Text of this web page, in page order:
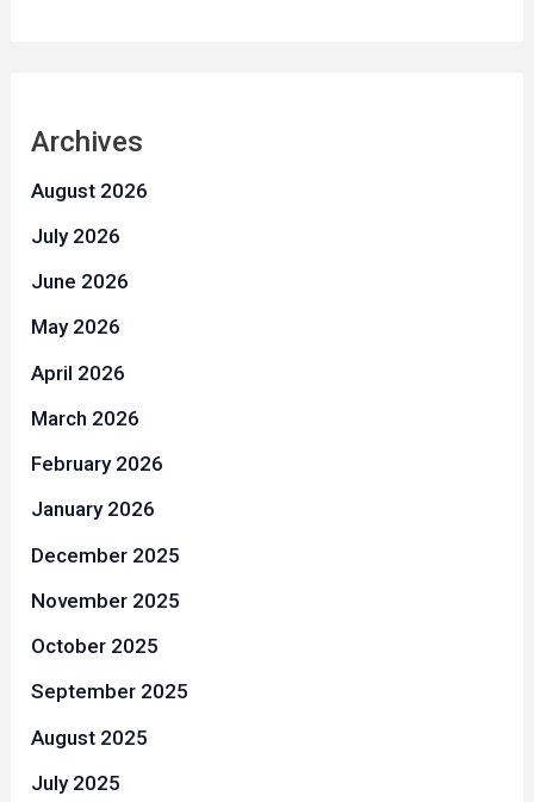
Archives
August 2026
July 2026
June 2026
May 2026
April 2026
March 2026
February 2026
January 2026
December 2025
November 2025
October 2025
September 2025
August 2025
July 2025